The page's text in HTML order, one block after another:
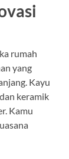
rumah
yang
Kayu
keramik
Kamu